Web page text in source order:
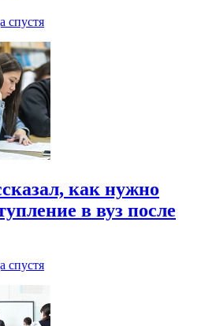
спустя
как нужно
в вуз после
спустя